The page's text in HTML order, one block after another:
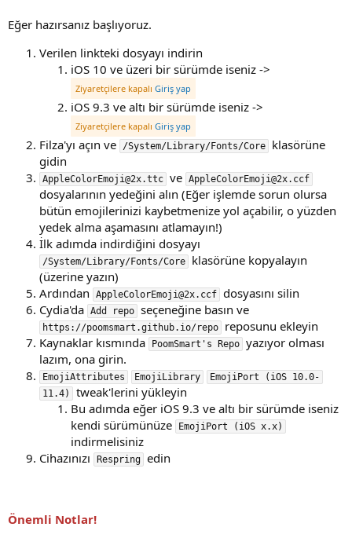
Eğer hazırsanız başlıyoruz.
Verilen linkteki dosyayı indirin
iOS 10 ve üzeri bir sürümde iseniz ->
Ziyaretçilere kapalı Giriş yap
iOS 9.3 ve altı bir sürümde iseniz ->
Ziyaretçilere kapalı Giriş yap
Filza'yı açın ve /System/Library/Fonts/Core
klasörüne
gidin
AppleColorEmoji@2x.ttc ve AppleColorEmoji@2x.ccf
dosyalarının yedeğini alın (Eğer işlemde sorun olursa
bütün emojilerinizi kaybetmenize yol açabilir, o yüzden
yedek alma aşamasını atlamayın!)
İlk adımda indirdiğini dosyayı
/System/Library/Fonts/Core
klasörüne kopyalayın
(üzerine yazın)
Ardından
AppleColorEmoji@2x.ccf dosyasını silin
Cydia'da Add repo seçeneğine basın ve
https://poomsmart.github.io/repo
reposunu ekleyin
Kaynaklar kısmında
PoomSmart's Repo yazıyor olması
lazım, ona girin.
EmojiAttributes EmojiLibrary
EmojiPort (iOS 10.0-
11.4)
tweak'lerini yükleyin
Bu adımda eğer iOS 9.3 ve altı bir sürümde iseniz
kendi sürümünüze
EmojiPort (iOS x.x)
indirmelisiniz
Cihazınızı
Respring edin
Önemli Notlar!